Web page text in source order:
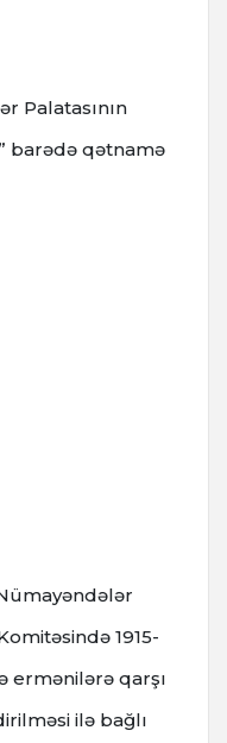
Palatasının
barədə qətnamə
1915-
ermənilərə qarşı
ilə bağlı